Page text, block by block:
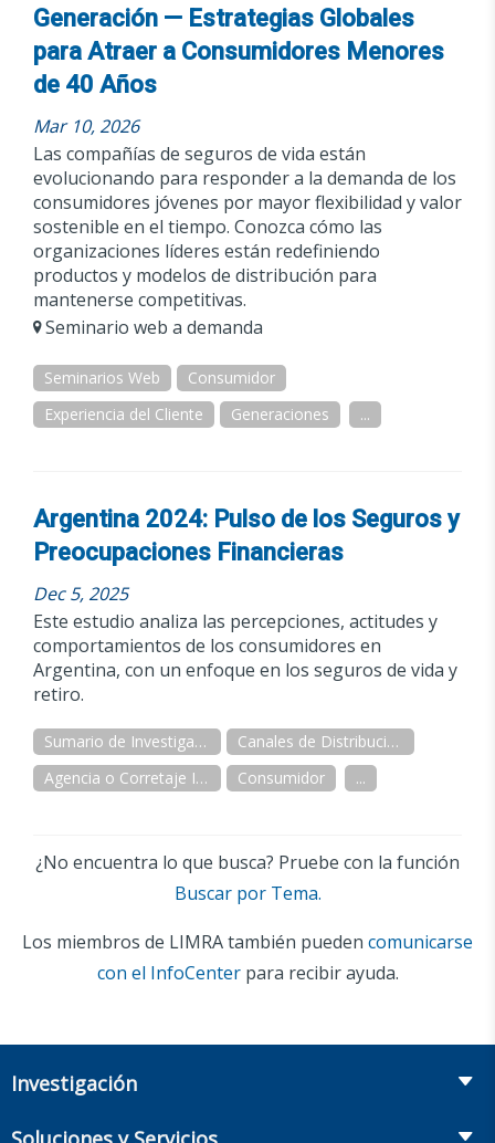
Generación — Estrategias Globales
para Atraer a Consumidores Menores
de 40 Años
Mar 10, 2026
Las compañías de seguros de vida están
evolucionando para responder a la demanda de los
consumidores jóvenes por mayor flexibilidad y valor
sostenible en el tiempo. Conozca cómo las
organizaciones líderes están redefiniendo
productos y modelos de distribución para
mantenerse competitivas.
Seminario web a demanda
Seminarios Web
Consumidor
Experiencia del Cliente
Generaciones ...
Argentina 2024: Pulso de los Seguros y
Preocupaciones Financieras
Dec 5, 2025
Este estudio analiza las percepciones, actitudes y
comportamientos de los consumidores en
Argentina, con un enfoque en los seguros de vida y
retiro.
Sumario de Investigaciones
Canales de Distribución
Agencia o Corretaje Independientes
Consumidor ...
¿No encuentra lo que busca? Pruebe con la función
Buscar por Tema.
Los miembros de LIMRA también pueden comunicarse
con el InfoCenterpara recibir ayuda.
Investigación